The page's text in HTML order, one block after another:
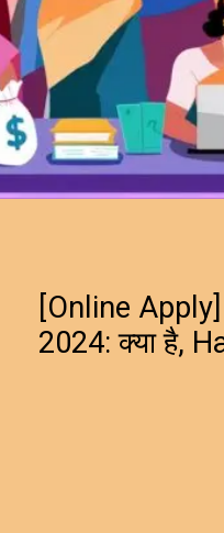
[Online Apply]
2024: क्या है,